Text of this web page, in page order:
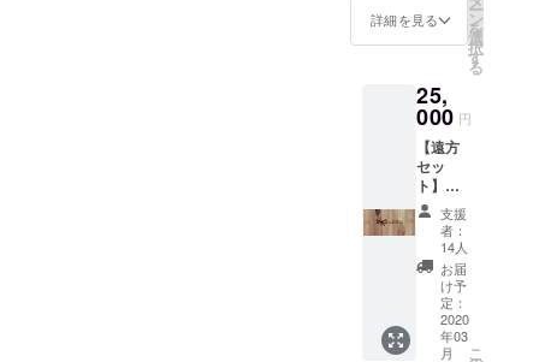
います
ので、
よろし
くお願
いいた
しま
す。 ※
ゲスト
支援の
場合、
備考欄
の変更
は同じ
メール
アドレ
スで会
1月予定
2020年
1月〜5
月まで
実施い
たしま
す！
ござい
※お届け
2020年
1月予定
とござ
います
が、
2020年
1月〜5
月まで
実施い
たしま
す！
シャツ
（サイ
ズ：S・
XL お選
びいた
だけま
す） ・
チャー
ジ ・私
物サイ
ン ・グ
ループ
チェキ
付き
（出勤
キャス
ト全員
詳細を見る ー
ン
を
選
択
す
る
25,
000 円
【遠方
セッ
ト】
コース
エミュ
リボン
に行き
たい...だ
けど、
中々行
けない...
支援
者：
14人
お届
け予
定：
2020
年03
月
こ